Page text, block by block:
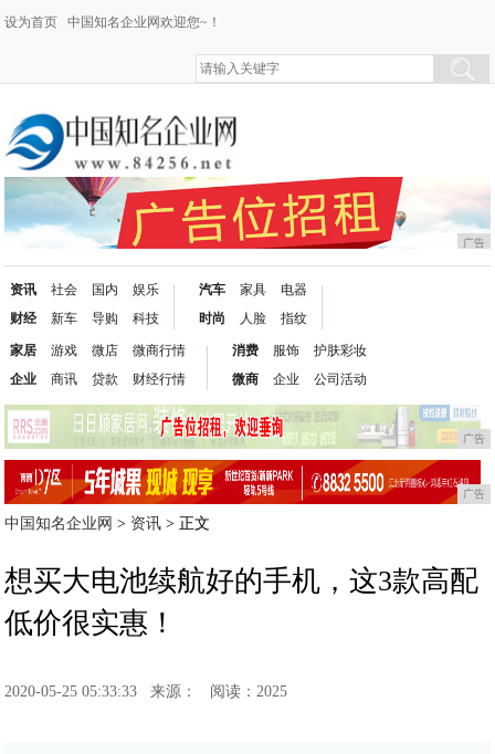
设为首页 中国知名企业网欢迎您~！
广告
资讯
财经
社会
新车
国内
导购
娱乐
科技
汽车
时尚
家具
人脸
电器
指纹
家居
企业
游戏
商讯
微店
贷款
微商行情
财经行情
消费
微商
服饰
企业
护肤彩妆
公司活动
广告
广告
中国知名企业网 > 资讯 > 正文
想买大电池续航好的手机，这3款高配
低价很实惠！
2020-05-25 05:33:33 来源： 阅读：2025